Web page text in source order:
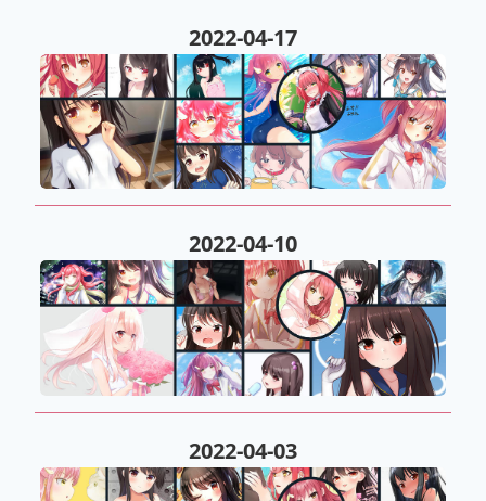
2022-04-17
2022-04-10
2022-04-03